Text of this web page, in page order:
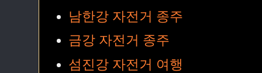
남한강 자전거 종주
금강 자전거 종주
섬진강 자전거 여행